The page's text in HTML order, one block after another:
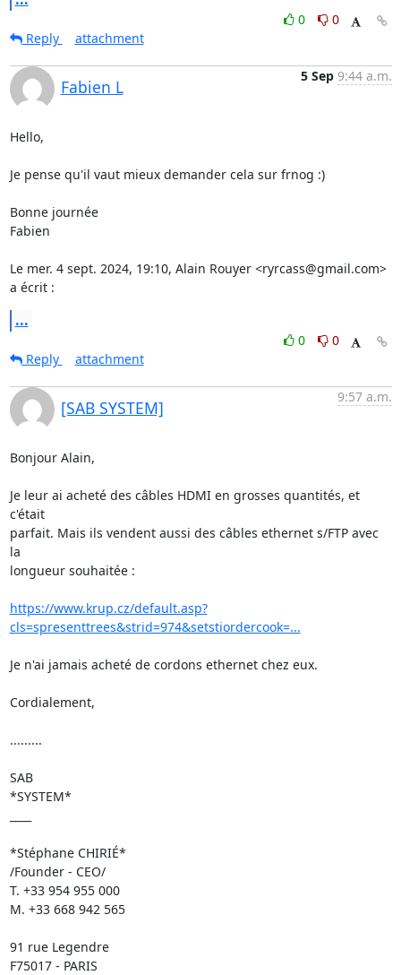
0
0
Reply
attachment
Fabien L
5 Sep 9:44 a.m.
Hello,
Je pense qu'il vaut mieux demander cela sur frnog :)
Bonne journée
Fabien
Le mer. 4 sept. 2024, 19:10, Alain Rouyer <ryrcass@gmail.com>
a écrit :
...
0
0
Reply
attachment
[SAB SYSTEM]
9:57 a.m.
Bonjour Alain,
Je leur ai acheté des câbles HDMI en grosses quantités, et
c'était
parfait. Mais ils vendent aussi des câbles ethernet s/FTP avec
la
longueur souhaitée :
https://www.krup.cz/default.asp?
cls=spresenttrees&strid=974&setstiordercook=...
Je n'ai jamais acheté de cordons ethernet chez eux.
Cordialement,
.........
SAB
*SYSTEM*
*Stéphane CHIRIÉ*
/Founder - CEO/
T. +33 954 955 000
M. +33 668 942 565
91 rue Legendre
F75017 - PARIS